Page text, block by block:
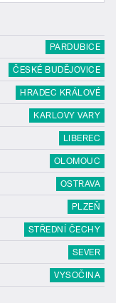
PARDUBICE
ČESKÉ BUDĚJOVICE
HRADEC KRÁLOVÉ
KARLOVY VARY
LIBEREC
OLOMOUC
OSTRAVA
PLZEŇ
STŘEDNÍ ČECHY
SEVER
VYSOČINA